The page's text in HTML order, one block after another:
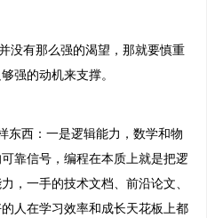
没有那么强的渴望，那就要慎重
的动机来支撑。
东西：一是逻辑能力，数学和物
靠信号，编程在本质上就是把逻
，一手的技术文档、前沿论文、
人在学习效率和成长天花板上都